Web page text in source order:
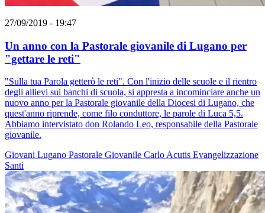
27/09/2019 - 19:47
Un anno con la Pastorale giovanile di Lugano per
"gettare le reti"
"Sulla tua Parola getterò le reti". Con l'inizio delle scuole e il rientro
degli allievi sui banchi di scuola, si appresta a incominciare anche un
nuovo anno per la Pastorale giovanile della Diocesi di Lugano, che
quest'anno riprende, come filo conduttore, le parole di Luca 5,5.
Abbiamo intervistato don Rolando Leo, responsabile della Pastorale
giovanile.
Giovani Lugano Pastorale Giovanile Carlo Acutis Evangelizzazione
Santi